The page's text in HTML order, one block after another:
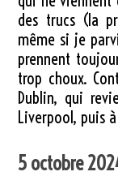
des trucs (la
même si je
prennent
trop choux.
Dublin, qui
Liverpool, puis
5 octobre